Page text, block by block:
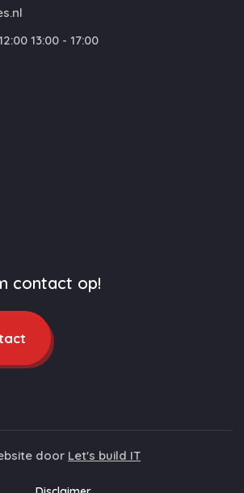
13:00 - 17:00
contact op!
door Let's build IT